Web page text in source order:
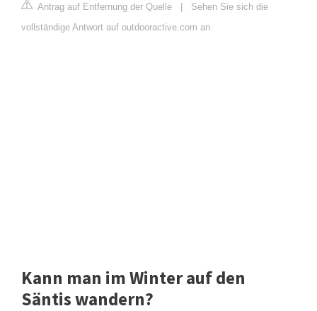
Antrag auf Entfernung der Quelle | Sehen Sie sich die
vollständige Antwort auf outdooractive.com an
Kann man im Winter auf den
Säntis wandern?